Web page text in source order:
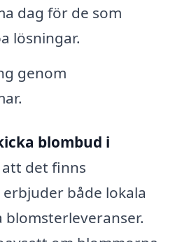
dag för de som
lösningar.
genom
blombud i
det finns
både lokala